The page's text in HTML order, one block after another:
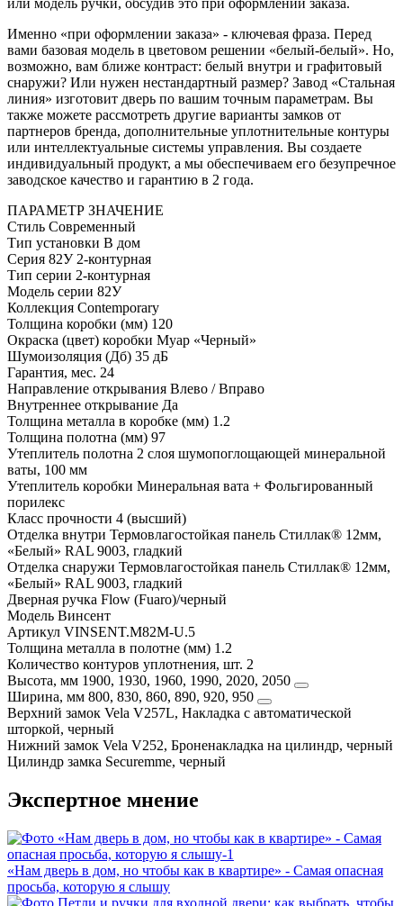
или модель ручки, обсудив это при оформлении заказа.
Именно «при оформлении заказа» - ключевая фраза. Перед
вами базовая модель в цветовом решении «белый-белый». Но,
возможно, вам ближе контраст: белый внутри и графитовый
снаружи? Или нужен нестандартный размер? Завод «Стальная
линия» изготовит дверь по вашим точным параметрам. Вы
также можете рассмотреть другие варианты замков от
партнеров бренда, дополнительные уплотнительные контуры
или интеллектуальные системы управления. Вы создаете
индивидуальный продукт, а мы обеспечиваем его безупречное
заводское качество и гарантию в 2 года.
ПАРАМЕТР ЗНАЧЕНИЕ
Стиль Современный
Тип установки В дом
Серия 82У 2-контурная
Тип серии 2-контурная
Модель серии 82У
Коллекция Contemporary
Толщина коробки (мм) 120
Окраска (цвет) коробки Муар «Черный»
Шумоизоляция (Дб) 35 дБ
Гарантия, мес. 24
Направление открывания Влево / Вправо
Внутреннее открывание Да
Толщина металла в коробке (мм) 1.2
Толщина полотна (мм) 97
Утеплитель полотна 2 слоя шумопоглощающей минеральной
ваты, 100 мм
Утеплитель коробки Минеральная вата + Фольгированный
порилекс
Класс прочности 4 (высший)
Отделка внутри Термовлагостойкая панель Стиллак® 12мм,
«Белый» RAL 9003, гладкий
Отделка снаружи Термовлагостойкая панель Стиллак® 12мм,
«Белый» RAL 9003, гладкий
Дверная ручка Flow (Fuaro)/черный
Модель Винсент
Артикул VINSENT.M82M-U.5
Толщина металла в полотне (мм) 1.2
Количество контуров уплотнения, шт. 2
Высота, мм 1900, 1930, 1960, 1990, 2020, 2050
Ширина, мм 800, 830, 860, 890, 920, 950
Верхний замок Vela V257L, Накладка с автоматической
шторкой, черный
Нижний замок Vela V252, Броненакладка на цилиндр, черный
Цилиндр замка Securemme, черный
Экспертное мнение
«Нам дверь в дом, но чтобы как в квартире» - Самая опасная
просьба, которую я слышу